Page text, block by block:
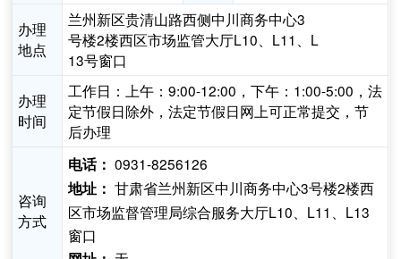
办理
地点
兰州新区贵清山路西侧中川商务中心3
号楼2楼西区市场监管大厅L10、L11、L
13号窗口
办理
时间
工作日：上午：9:00-12:00，下午：1:00-5:00，法
定节假日除外，法定节假日网上可正常提交，节
后办理
咨询
方式
电话： 0931-8256126
地址： 甘肃省兰州新区中川商务中心3号楼2楼西
区市场监督管理局综合服务大厅L10、L11、L13
窗口